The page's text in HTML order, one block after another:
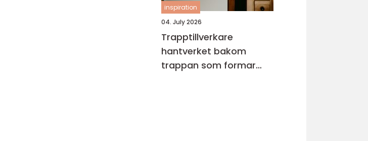
inspiration
04. July 2026
Trapptillverkare
hantverket bakom
trappan som formar